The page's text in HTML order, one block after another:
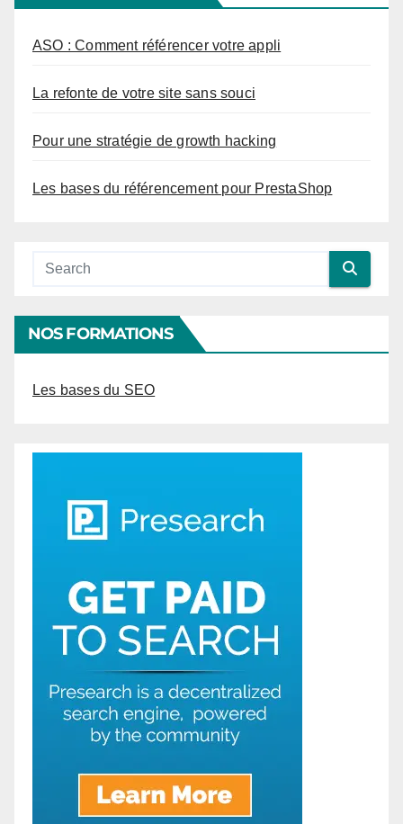
ASO : Comment référencer votre appli
La refonte de votre site sans souci
Pour une stratégie de growth hacking
Les bases du référencement pour PrestaShop
NOS FORMATIONS
Les bases du SEO